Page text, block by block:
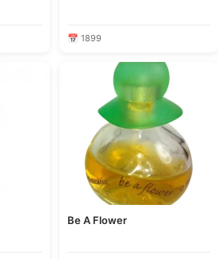
📅 1899
Be A Flower